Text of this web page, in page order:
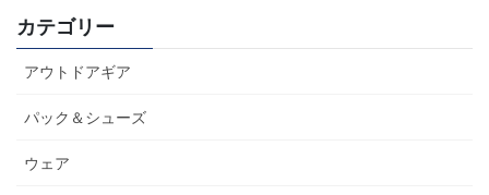
カテゴリー
アウトドアギア
パック＆シューズ
ウェア